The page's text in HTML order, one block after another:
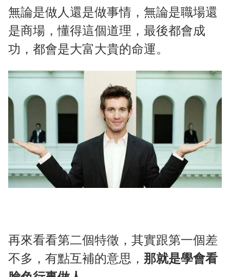
無論是做人還是做事情，無論是職場還
是商場，懂得這個道理，最後都會成
功，都會是大富大貴的命運。
再來看看第二個特徵，其實跟第一個差
不多，有點互補的意思， 那就是學會看